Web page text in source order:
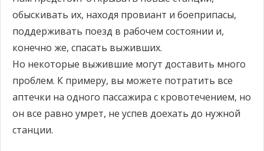
обыскивать их, находя провиант и боеприпасы,
поддерживать поезд в рабочем состоянии и,
конечно же, спасать выживших.
Но некоторые выжившие могут доставить много
проблем. К примеру, вы можете потратить все
аптечки на одного пассажира с кровотечением, но
он все равно умрет, не успев доехать до нужной
станции.